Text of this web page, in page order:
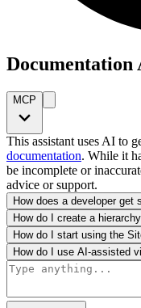
Documentation
MCP
This assistant uses AI to
documentation. While it
be incomplete or
advice or support.
How does a developer get
How do I create a
How do I start using the
How do I use AI-assisted